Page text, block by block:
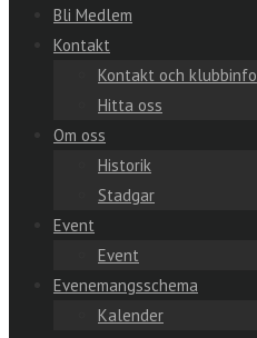
Bli Medlem
Kontakt
Kontakt och klubbinfo
Hitta oss
Om oss
Historik
Stadgar
Event
Event
Evenemangsschema
Kalender